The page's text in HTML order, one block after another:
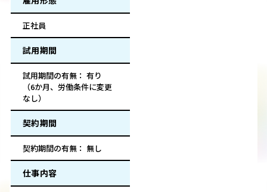
正社員
試用期間
試用期間の有無： 有り
（6か月、労働条件に変更
なし）
契約期間
契約期間の有無： 無し
仕事内容